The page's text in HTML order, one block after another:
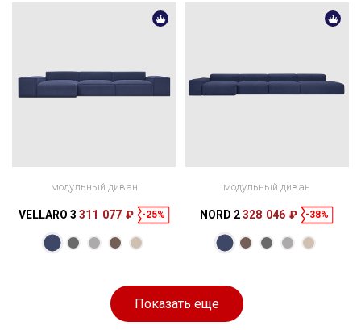
Размеры
402 × 140 × 65
модульный диван
VELLARO 3 311 077 ₽ -25%
модульный диван
NORD 2328 046 ₽ -38%
Показать еще